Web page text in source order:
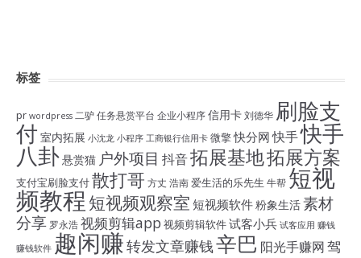
标签
pr wordpress 二驴任务悬赏平台 企业小程序信用卡刘德华 刷脸支
付 室内拓展 小沈龙 小程序 工商银行信用卡 微擎快分网 快手快手
八卦悬赏猫 户外项目 抖音拓展基地拓展方案
支付宝刷脸支付散打哥 方丈 浩南爱生活的乐先生 牛帮 短视
频教程 短视频观察室 短视频软件粉象生活素材
分享 罗永浩视频剪辑app 视频剪辑软件试客小兵 试客应用 赚钱
赚钱软件 趣闲赚转发文章赚钱辛巴 阳光手赚网驾